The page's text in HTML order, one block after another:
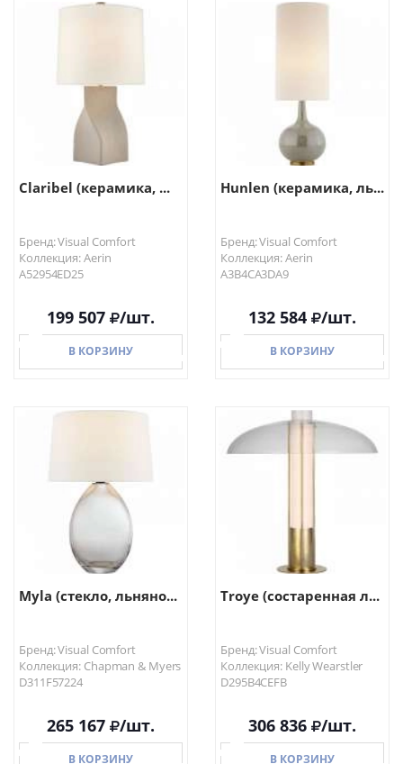
Claribel (керамика, ...
Бренд: Visual Comfort
Коллекция: Aerin
A52954ED25
199 507 /шт.
В КОРЗИНУ
Hunlen (керамика, ль...
Бренд: Visual Comfort
Коллекция: Aerin
A3B4CA3DA9
132 584 /шт.
В КОРЗИНУ
В КОРЗИНУ
Myla (стекло, льняно...
Бренд: Visual Comfort
Коллекция: Chapman & Myers
D311F57224
265 167 /шт.
В КОРЗИНУ
Troye (состаренная л...
Бренд: Visual Comfort
Коллекция: Kelly Wearstler
D295B4CEFB
306 836 /шт.
В КОРЗИНУ